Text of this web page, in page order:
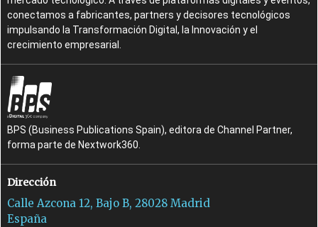
conectamos a fabricantes, partners y decisores tecnológicos
impulsando la Transformación Digital, la Innovación y el
crecimiento empresarial.
BPS (Business Publications Spain), editora de Channel Partner,
forma parte de Nextwork360.
Dirección
Calle Azcona 12, Bajo B, 28028 Madrid
España